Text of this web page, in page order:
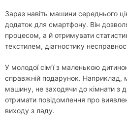
Зараз навіть машини середнього
додаток для смартфону. Він
процесом, а й отримувати
текстилем, діагностику
У молодої сім’ї з маленькою
справжній подарунок. Наприклад,
машину, не заходячи до кімнати з
отримати повідомлення про
виходу з ладу.